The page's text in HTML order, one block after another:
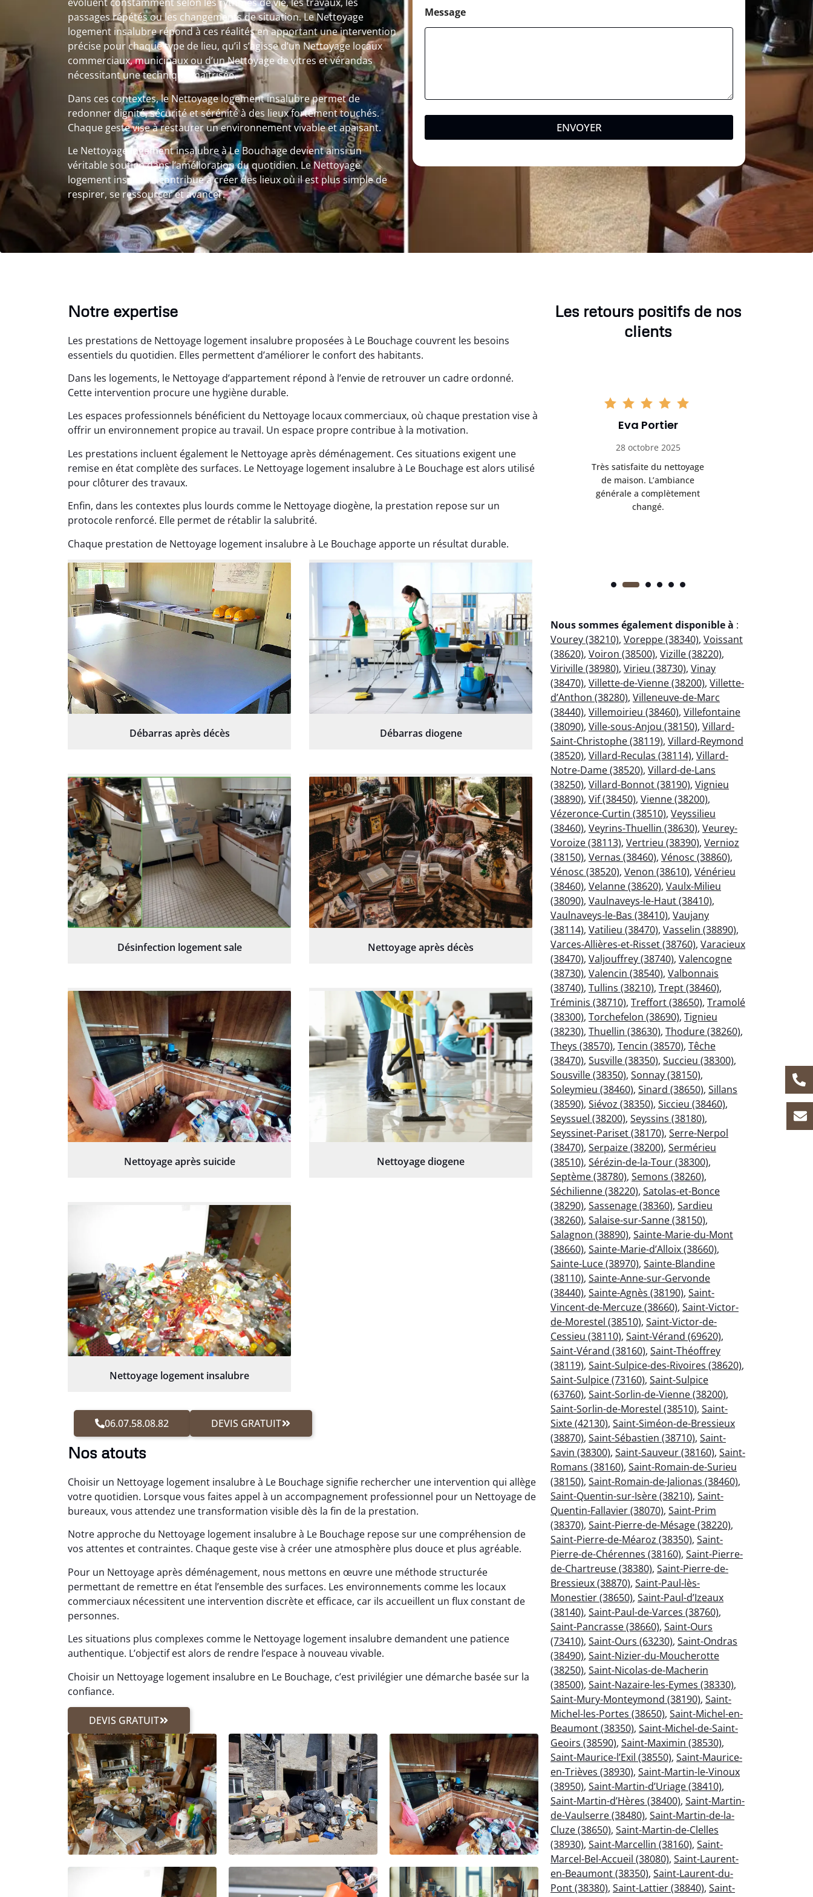
évoluent constamment selon les rythmes de vie, les travaux, les
passages répétés ou les changements de situation. Le Nettoyage
logement insalubre répond à ces réalités en apportant une intervention
précise pour chaque type de lieu, qu’il s’agisse d’un Nettoyage locaux
commerciaux, municipaux ou d’un Nettoyage de vitres et vérandas
nécessitant une technique maîtrisée.
Dans ces contextes, le Nettoyage logement insalubre permet de
redonner dignité, sécurité et sérénité à des lieux fortement touchés.
Chaque geste vise à restaurer un environnement vivable et apaisant.
Le Nettoyage logement insalubre à Le Bouchage devient ainsi un
véritable soutien dans l’amélioration du quotidien. Le Nettoyage
logement insalubre contribue à créer des lieux où il est plus simple de
respirer, se ressourcer et avancer.
Message
ENVOYER
Notre expertise
Les prestations de Nettoyage logement insalubre proposées à Le Bouchage couvrent les besoins
essentiels du quotidien. Elles permettent d’améliorer le confort des habitants.
Dans les logements, le Nettoyage d’appartement répond à l’envie de retrouver un cadre ordonné.
Cette intervention procure une hygiène durable.
Les espaces professionnels bénéficient du Nettoyage locaux commerciaux, où chaque prestation vise à
offrir un environnement propice au travail. Un espace propre contribue à la motivation.
Les prestations incluent également le Nettoyage après déménagement. Ces situations exigent une
remise en état complète des surfaces. Le Nettoyage logement insalubre à Le Bouchage est alors utilisé
pour clôturer des travaux.
Enfin, dans les contextes plus lourds comme le Nettoyage diogène, la prestation repose sur un
protocole renforcé. Elle permet de rétablir la salubrité.
Chaque prestation de Nettoyage logement insalubre à Le Bouchage apporte un résultat durable.
Débarras après décès Débarras diogene
Désinfection logement sale Nettoyage après décès
Nettoyage après suicide Nettoyage diogene
Nettoyage logement insalubre
06.07.58.08.82 DEVIS GRATUIT
Nos atouts
Choisir un Nettoyage logement insalubre à Le Bouchage signifie rechercher une intervention qui allège
votre quotidien. Lorsque vous faites appel à un accompagnement professionnel pour un Nettoyage de
bureaux, vous attendez une transformation visible dès la fin de la prestation.
Notre approche du Nettoyage logement insalubre à Le Bouchage repose sur une compréhension de
vos attentes et contraintes. Chaque geste vise à créer une atmosphère plus douce et plus agréable.
Pour un Nettoyage après déménagement, nous mettons en œuvre une méthode structurée
permettant de remettre en état l’ensemble des surfaces. Les environnements comme les locaux
commerciaux nécessitent une intervention discrète et efficace, car ils accueillent un flux constant de
personnes.
Les situations plus complexes comme le Nettoyage logement insalubre demandent une patience
authentique. L’objectif est alors de rendre l’espace à nouveau vivable.
Choisir un Nettoyage logement insalubre en Le Bouchage, c’est privilégier une démarche basée sur la
confiance.
DEVIS GRATUIT
Les retours positifs de nos
clients
Léana Gresset
15 décembre 2025
Nettoyage après chantier
proprement.
Noham Giraudet
16 octobre 2025
Nettoyage d’appartement
rentrant chez soi.
Eva Portier
28 octobre 2025
Très satisfaite du nettoyage
de maison. L’ambiance
générale a complètement
changé.
Nous sommes également disponible à :
Vourey (38210), Voreppe (38340), Voissant
(38620), Voiron (38500), Vizille (38220),
Viriville (38980), Virieu (38730), Vinay
(38470), Villette-de-Vienne (38200), Villette-
d’Anthon (38280), Villeneuve-de-Marc
(38440), Villemoirieu (38460), Villefontaine
(38090), Ville-sous-Anjou (38150), Villard-
Saint-Christophe (38119), Villard-Reymond
(38520), Villard-Reculas (38114), Villard-
Notre-Dame (38520), Villard-de-Lans
(38250), Villard-Bonnot (38190), Vignieu
(38890), Vif (38450), Vienne (38200),
Vézeronce-Curtin (38510), Veyssilieu
(38460), Veyrins-Thuellin (38630), Veurey-
Voroize (38113), Vertrieu (38390), Vernioz
(38150), Vernas (38460), Vénosc (38860),
Vénosc (38520), Venon (38610), Vénérieu
(38460), Velanne (38620), Vaulx-Milieu
(38090), Vaulnaveys-le-Haut (38410),
Vaulnaveys-le-Bas (38410), Vaujany
(38114), Vatilieu (38470), Vasselin (38890),
Varces-Allières-et-Risset (38760), Varacieux
(38470), Valjouffrey (38740), Valencogne
(38730), Valencin (38540), Valbonnais
(38740), Tullins (38210), Trept (38460),
Tréminis (38710), Treffort (38650), Tramolé
(38300), Torchefelon (38690), Tignieu
(38230), Thuellin (38630), Thodure (38260),
Theys (38570), Tencin (38570), Têche
(38470), Susville (38350), Succieu (38300),
Sousville (38350), Sonnay (38150),
Soleymieu (38460), Sinard (38650), Sillans
(38590), Siévoz (38350), Siccieu (38460),
Seyssuel (38200), Seyssins (38180),
Seyssinet-Pariset (38170), Serre-Nerpol
(38470), Serpaize (38200), Sermérieu
(38510), Sérézin-de-la-Tour (38300),
Septème (38780), Semons (38260),
Séchilienne (38220), Satolas-et-Bonce
(38290), Sassenage (38360), Sardieu
(38260), Salaise-sur-Sanne (38150),
Salagnon (38890), Sainte-Marie-du-Mont
(38660), Sainte-Marie-d’Alloix (38660),
Sainte-Luce (38970), Sainte-Blandine
(38110), Sainte-Anne-sur-Gervonde
(38440), Sainte-Agnès (38190), Saint-
Vincent-de-Mercuze (38660), Saint-Victor-
de-Morestel (38510), Saint-Victor-de-
Cessieu (38110), Saint-Vérand (69620),
Saint-Vérand (38160), Saint-Théoffrey
(38119), Saint-Sulpice-des-Rivoires (38620),
Saint-Sulpice (73160), Saint-Sulpice
(63760), Saint-Sorlin-de-Vienne (38200),
Saint-Sorlin-de-Morestel (38510), Saint-
Sixte (42130), Saint-Siméon-de-Bressieux
(38870), Saint-Sébastien (38710), Saint-
Savin (38300), Saint-Sauveur (38160), Saint-
Romans (38160), Saint-Romain-de-Surieu
(38150), Saint-Romain-de-Jalionas (38460),
Saint-Quentin-sur-Isère (38210), Saint-
Quentin-Fallavier (38070), Saint-Prim
(38370), Saint-Pierre-de-Mésage (38220),
Saint-Pierre-de-Méaroz (38350), Saint-
Pierre-de-Chérennes (38160), Saint-Pierre-
de-Chartreuse (38380), Saint-Pierre-de-
Bressieux (38870), Saint-Paul-lès-
Monestier (38650), Saint-Paul-d’Izeaux
(38140), Saint-Paul-de-Varces (38760),
Saint-Pancrasse (38660), Saint-Ours
(73410), Saint-Ours (63230), Saint-Ondras
(38490), Saint-Nizier-du-Moucherotte
(38250), Saint-Nicolas-de-Macherin
(38500), Saint-Nazaire-les-Eymes (38330),
Saint-Mury-Monteymond (38190), Saint-
Michel-les-Portes (38650), Saint-Michel-en-
Beaumont (38350), Saint-Michel-de-Saint-
Geoirs (38590), Saint-Maximin (38530),
Saint-Maurice-l’Exil (38550), Saint-Maurice-
en-Trièves (38930), Saint-Martin-le-Vinoux
(38950), Saint-Martin-d’Uriage (38410),
Saint-Martin-d’Hères (38400), Saint-Martin-
de-Vaulserre (38480), Saint-Martin-de-la-
Cluze (38650), Saint-Martin-de-Clelles
(38930), Saint-Marcellin (38160), Saint-
Marcel-Bel-Accueil (38080), Saint-Laurent-
en-Beaumont (38350), Saint-Laurent-du-
Pont (38380), Saint-Lattier (38840), Saint-